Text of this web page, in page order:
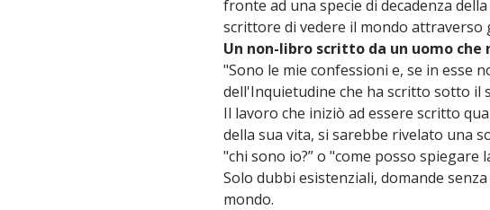
fronte ad una specie di decadenza
scrittore di vedere il mondo attraverso
Un non-libro scritto da un uomo che
"Sono le mie confessioni e, se in esse
dell'Inquietudine che ha scritto sotto il
Il lavoro che iniziò ad essere scritto
della sua vita, si sarebbe rivelato una
"chi sono io?” o "come posso spiegare
Solo dubbi esistenziali, domande
mondo.